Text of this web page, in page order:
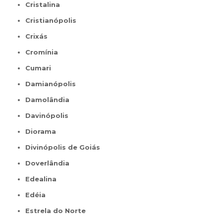
Cristalina
Cristianópolis
Crixás
Cromínia
Cumari
Damianópolis
Damolândia
Davinópolis
Diorama
Divinópolis de Goiás
Doverlândia
Edealina
Edéia
Estrela do Norte